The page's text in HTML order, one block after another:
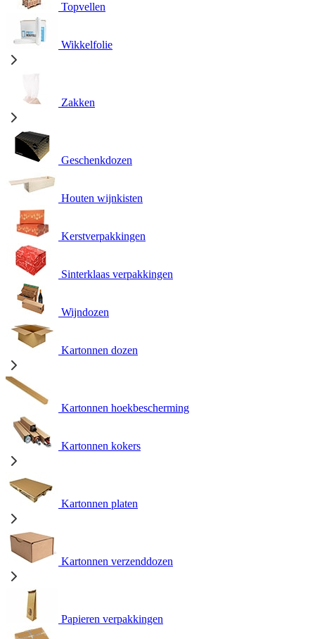
Topvellen
Wikkelfolie
Zakken
Geschenkdozen
Houten wijnkisten
Kerstverpakkingen
Sinterklaas verpakkingen
Wijndozen
Kartonnen dozen
Kartonnen hoekbescherming
Kartonnen kokers
Kartonnen platen
Kartonnen verzenddozen
Papieren verpakkingen